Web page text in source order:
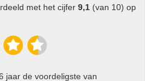
met het cijfer 9,1 (van 10) op
jaar de voordeligste van